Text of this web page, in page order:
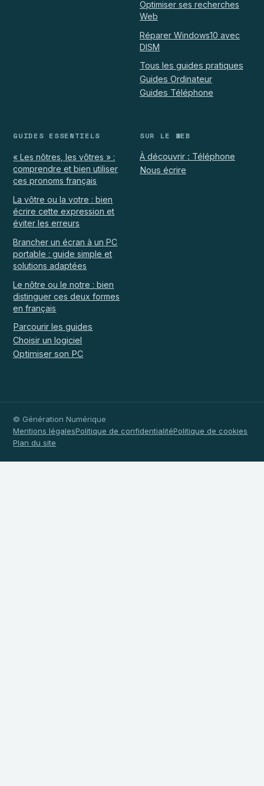
Optimiser ses recherches
Web
Réparer Windows10 avec
DISM
Tous les guides pratiques
Guides Ordinateur
Guides Téléphone
GUIDES ESSENTIELS
« Les nôtres, les vôtres » :
comprendre et bien utiliser
ces pronoms français
La vôtre ou la votre : bien
écrire cette expression et
éviter les erreurs
Brancher un écran à un PC
portable : guide simple et
solutions adaptées
Le nôtre ou le notre : bien
distinguer ces deux formes
en français
Parcourir les guides
Choisir un logiciel
Optimiser son PC
SUR LE WEB
À découvrir : Téléphone
Nous écrire
© Génération Numérique
Mentions légalesPolitique de confidentialitéPolitique de cookies
Plan du site